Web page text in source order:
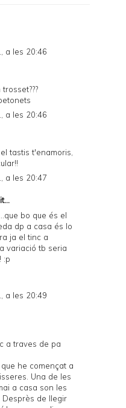
a les 20:46
a les 20:46
tastis t'enamoris,
a les 20:47
bo que és el
dp a casa és lo
ja el tinc a
variació tb seria
:p
a les 20:49
a traves de pa
he començat a
Una de les
a casa son les
Desprès de llegir